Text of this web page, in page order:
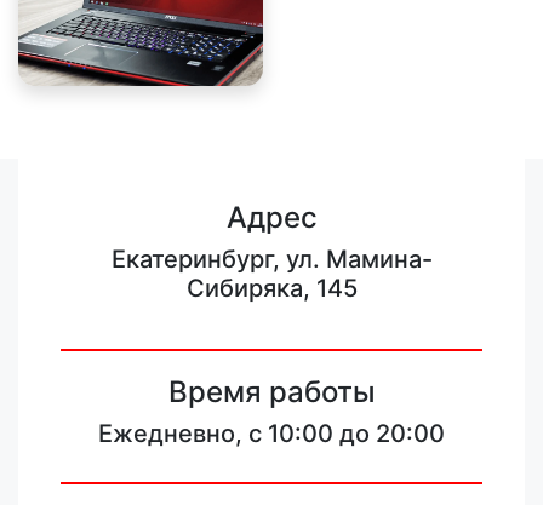
Адрес
Екатеринбург, ул. Мамина-
Сибиряка, 145
Время работы
Ежедневно, с 10:00 до 20:00